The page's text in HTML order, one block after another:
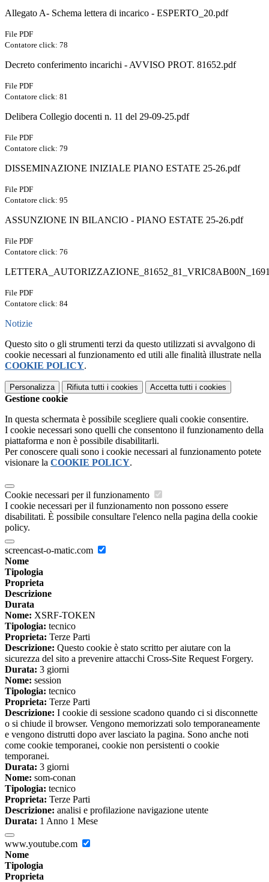
Allegato A- Schema lettera di incarico - ESPERTO_20.pdf
File PDF
Contatore click: 78
Decreto conferimento incarichi - AVVISO PROT. 81652.pdf
File PDF
Contatore click: 81
Delibera Collegio docenti n. 11 del 29-09-25.pdf
File PDF
Contatore click: 79
DISSEMINAZIONE INIZIALE PIANO ESTATE 25-26.pdf
File PDF
Contatore click: 95
ASSUNZIONE IN BILANCIO - PIANO ESTATE 25-26.pdf
File PDF
Contatore click: 76
File PDF
Contatore click: 84
Notizie
Questo sito o gli strumenti terzi da questo utilizzati si avvalgono di
cookie necessari al funzionamento ed utili alle finalità illustrate nella
COOKIE POLICY.
Personalizza Rifiuta tutti i cookies Accetta tutti i cookies
Gestione cookie
In questa schermata è possibile scegliere quali cookie consentire.
I cookie necessari sono quelli che consentono il funzionamento della
piattaforma e non è possibile disabilitarli.
Per conoscere quali sono i cookie necessari al funzionamento potete
visionare la COOKIE POLICY.
Cookie necessari per il funzionamento
I cookie necessari per il funzionamento non possono essere
disabilitati. È possibile consultare l'elenco nella pagina della cookie
policy.
screencast-o-matic.com
Nome
Tipologia
Proprieta
Descrizione
Durata
Nome: XSRF-TOKEN
Tipologia: tecnico
Proprieta: Terze Parti
Descrizione: Questo cookie è stato scritto per aiutare con la
sicurezza del sito a prevenire attacchi Cross-Site Request Forgery.
Durata: 3 giorni
Nome: session
Tipologia: tecnico
Proprieta: Terze Parti
Descrizione: I cookie di sessione scadono quando ci si disconnette
o si chiude il browser. Vengono memorizzati solo temporaneamente
e vengono distrutti dopo aver lasciato la pagina. Sono anche noti
come cookie temporanei, cookie non persistenti o cookie
temporanei.
Durata: 3 giorni
Nome: som-conan
Tipologia: tecnico
Proprieta: Terze Parti
Descrizione: analisi e profilazione navigazione utente
Durata: 1 Anno 1 Mese
www.youtube.com
Nome
Tipologia
Proprieta